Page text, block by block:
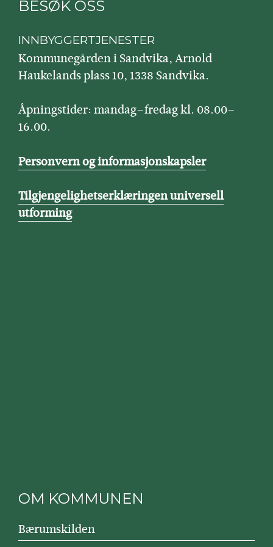
BESØK OSS
INNBYGGERTJENESTER
Kommunegården i Sandvika, Arnold
Haukelands plass 10, 1338 Sandvika.
Åpningstider: mandag–fredag kl. 08.00–
16.00.
Personvern og informasjonskapsler
Tilgjengelighetserklæringen universell
utforming
OM KOMMUNEN
Bærumskilden